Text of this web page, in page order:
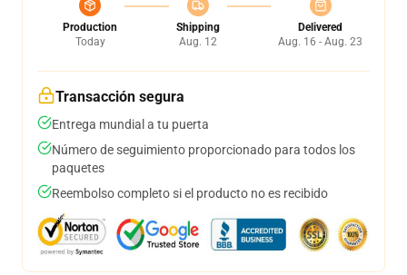
Production
Today
Shipping
Aug. 12
Delivered
Aug. 16 - Aug. 23
Transacción segura
Entrega mundial a tu puerta
Número de seguimiento proporcionado para todos los
paquetes
Reembolso completo si el producto no es recibido